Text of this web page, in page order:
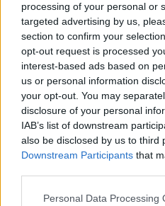
processing of your personal or
targeted advertising by us,
section to confirm your
opt-out request is processed
interest-based ads based on
us or personal information
your opt-out. You may
disclosure of your personal
IAB’s list of downstream
also be disclosed by us to third
Downstream Participants that
Personal Data Processing
31 Castres
26 Racing, Lione
25 Pau
24 Perpignan
23 Stade Ffancais